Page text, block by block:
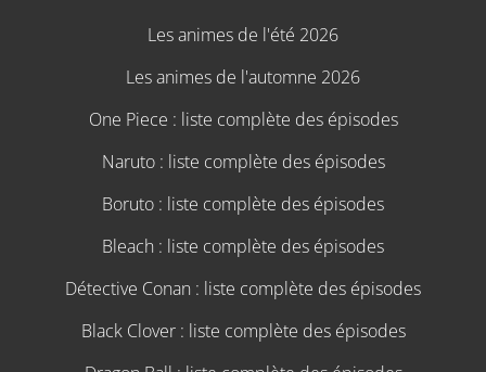
Les animes de l'été 2026
Les animes de l'automne 2026
One Piece : liste complète des épisodes
Naruto : liste complète des épisodes
Boruto : liste complète des épisodes
Bleach : liste complète des épisodes
Détective Conan : liste complète des épisodes
Black Clover : liste complète des épisodes